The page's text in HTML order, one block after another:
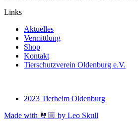
Links
Aktuelles
Vermittlung
Shop
Kontakt
Tierschutzverein Oldenburg e.V.
2023 Tierheim Oldenburg
Made with 🤘🏼 by Leo Skull